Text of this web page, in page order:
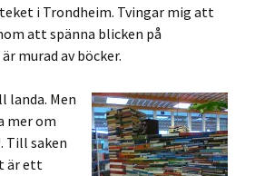
i Trondheim. Tvingar mig att
att spänna blicken på
murad av böcker.
landa. Men
mer om
Till saken
är ett